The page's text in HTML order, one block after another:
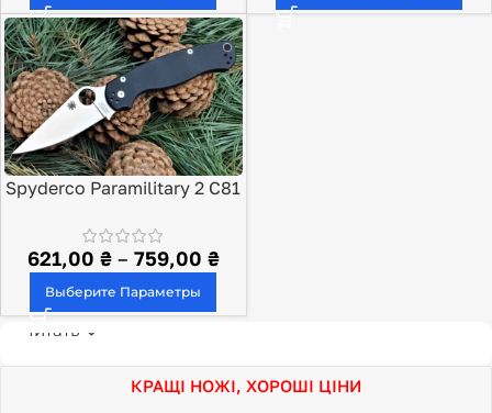
Spyderco Paramilitary 2 C81
621,00 ₴ – 759,00 ₴
Выберите Параметры
Читать
КРАЩІ НОЖІ, ХОРОШІ ЦІНИ